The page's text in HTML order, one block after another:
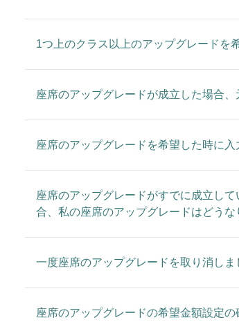
1つ上のクラス以上のアップグレードを
座席のアップグレードが成立した場合
座席のアップグレードを希望した時に
座席のアップグレードがすでに成立し
合、私の座席のアップグレードはどうな
一度座席のアップグレードを取り消し
座席のアップグレードの希望金額設定